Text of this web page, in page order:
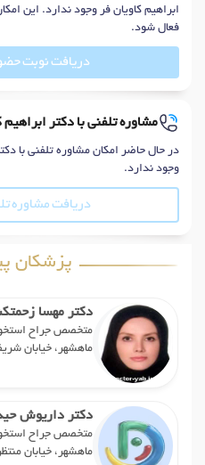
ابراهیم کاویان فر وجود ندارد. این
فعال شود.
دریافت نوبت
مشاوره تلفنی با دکتر ابراهیم
در حال حاضر امکان مشاوره تلفنی با
وجود ندارد.
دریافت مشاوره
پزشکان
دکتر مهسا
متخصص جراح
ماهشهر، خیابان
دکتر داریوش
متخصص جراح
ماهشهر، خیابان